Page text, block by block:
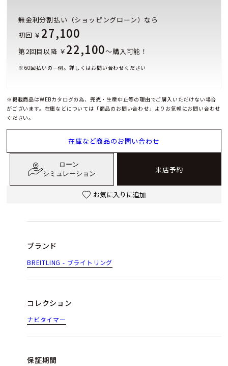
無金利分割払い（ショッピングローン）なら
初回 ￥ 27,100
第2回目以降 ￥ 22,100～購入可能！
※ 60回払いの一例。詳しくはお問い合わせください
※掲載商品はWEBカタログの為、完売・生産中止等の理由でご購入いただけない場合
がございます。在庫などについては「商品のお問い合わせ」よりお気軽にお問い合わせ
ください。
在庫など商品のお問い合わせ
ローン
シミュレーション
来店予約
お気に入りに追加
ブランド
BREITLING - ブライトリング
コレクション
ナビタイマー
保証期間